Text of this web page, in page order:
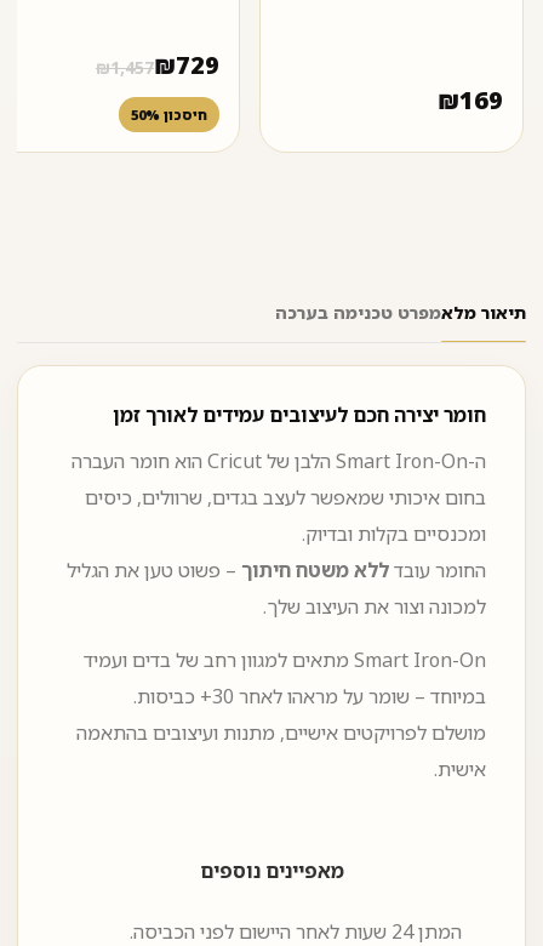
₪169
₪729
₪1,457
חיסכון 50%
תיאור מלאמפרט טכנימה בערכה
חומר יצירה חכם לעיצובים עמידים לאורך זמן
ה-Smart Iron-On הלבן של Cricut הוא חומר העברה
בחום איכותי שמאפשר לעצב בגדים, שרוולים, כיסים
ומכנסיים בקלות ובדיוק.
החומר עובדללא משטח חיתוך – פשוט טען את הגליל
למכונה וצור את העיצוב שלך.
Smart Iron-On מתאים למגוון רחב של בדים ועמיד
במיוחד – שומר על מראהו לאחר ‎30+ כביסות.
מושלם לפרויקטים אישיים, מתנות ועיצובים בהתאמה
אישית.
מאפיינים נוספים
המתן ‎24 שעות לאחר היישום לפני הכביסה.